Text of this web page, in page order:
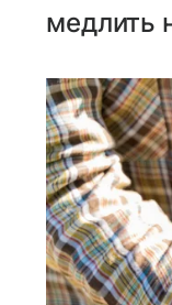
медлить